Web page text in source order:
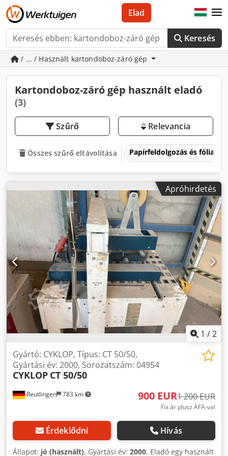
Keresés
Elad
/ ... / Használt kartondoboz-záró gép
Kartondoboz-záró gép használt eladó
(3)
Szűrő Relevancia
Összes szűrő eltávolítása Papírfeldolgozás és
Apróhirdetés
1 /2
Reutlingen 783 km
Gyártó: CYKLOP, Típus: CT 50/50,
Gyártási év: 2000, Sorozatszám: 04954
CYKLOP CT 50/50
900 EUR1 200 EUR
Fix ár plusz ÁFA-val
Érdeklődni Hívás
Állapot: jó (használt), Gyártási év: 2000, Eladó egy használt